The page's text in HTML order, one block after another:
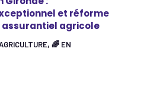
et réforme
agricole
,🌈 EN